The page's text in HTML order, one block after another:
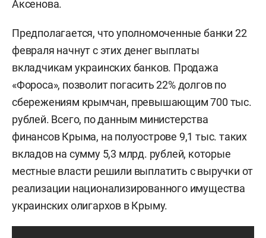
Аксенова.
Предполагается, что уполномоченные банки 22
февраля начнут с этих денег выплаты
вкладчикам украинских банков. Продажа
«Фороса», позволит погасить 22% долгов по
сбережениям крымчан, превышающим 700 тыс.
рублей. Всего, по данным министерства
финансов Крыма, на полуострове 9,1 тыс. таких
вкладов на сумму 5,3 млрд. рублей, которые
местные власти решили выплатить с выручки от
реализации национализированного имущества
украинских олигархов в Крыму.